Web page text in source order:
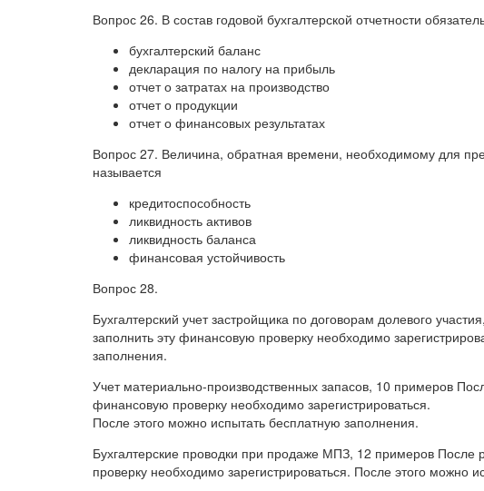
Вопрос 26. В состав годовой бухгалтерской отчетности
бухгалтерский баланс
декларация по налогу на прибыль
отчет о затратах на производство
отчет о продукции
отчет о финансовых результатах
Вопрос 27. Величина, обратная времени, необходимому для
называется
кредитоспособность
ликвидность активов
ликвидность баланса
финансовая устойчивость
Вопрос 28.
Бухгалтерский учет застройщика по договорам долевого
заполнить эту финансовую проверку необходимо
заполнения.
Учет материально-производственных запасов, 10 примеров
финансовую проверку необходимо зарегистрироваться.
После этого можно испытать бесплатную заполнения.
Бухгалтерские проводки при продаже МПЗ, 12 примеров После
проверку необходимо зарегистрироваться. После этого можно